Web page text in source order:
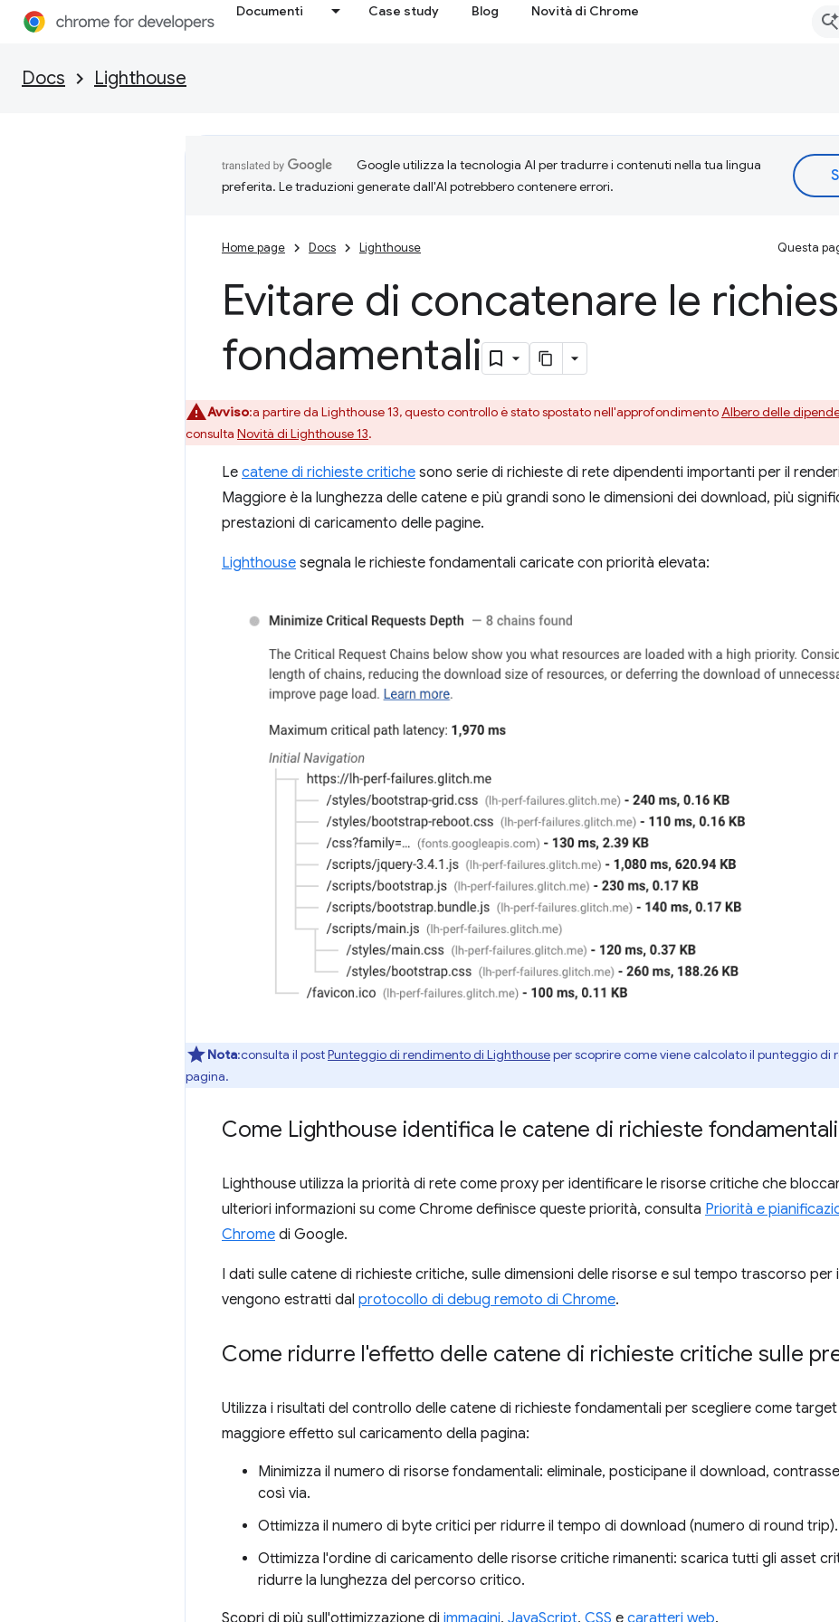
Documenti Case study Blog Novità di Chrome
Docs Lighthouse
Google utilizza la tecnologia AI per tradurre i contenuti nella tua lingua
preferita. Le traduzioni generate dall'AI potrebbero contenere errori.
Home page Docs Lighthouse Questa
Evitare di concatenare le
fondamentali
Avviso:a partire da Lighthouse 13, questo controllo è stato spostato nell'approfondimentoAlbero delle
consulta Novità di Lighthouse 13.
Le catene di richieste critiche sono serie di richieste di rete dipendenti importanti per il
Maggiore è la lunghezza delle catene e più grandi sono le dimensioni dei download, più
prestazioni di caricamento delle pagine.
Lighthouse segnala le richieste fondamentali caricate con priorità elevata:
Nota:consulta il postPunteggio di rendimento di Lighthouseper scoprire come viene calcolato il punteggio di
pagina.
Come Lighthouse identifica le catene di richieste fondamentali
Lighthouse utilizza la priorità di rete come proxy per identificare le risorse critiche che
ulteriori informazioni su come Chrome definisce queste priorità, consulta Priorità e
Chrome di Google.
I dati sulle catene di richieste critiche, sulle dimensioni delle risorse e sul tempo trascorso
vengono estratti dal protocollo di debug remoto di Chrome.
Come ridurre l'effetto delle catene di richieste critiche sulle
Utilizza i risultati del controllo delle catene di richieste fondamentali per scegliere come
maggiore effetto sul caricamento della pagina:
Minimizza il numero di risorse fondamentali: eliminale, posticipane il download,
così via.
Ottimizza il numero di byte critici per ridurre il tempo di download (numero di round trip).
Ottimizza l'ordine di caricamento delle risorse critiche rimanenti: scarica tutti gli asset
ridurre la lunghezza del percorso critico.
Scopri di più sull'ottimizzazione di immagini, JavaScript, CSS e caratteri web.